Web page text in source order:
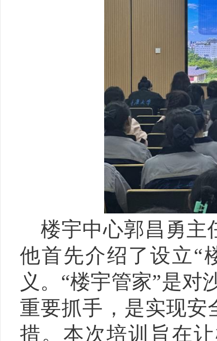
楼宇中心郭昌勇主
他首先介绍了设立“
义。 “楼宇管家”是对
重要抓手，是实现安
措。本次培训旨在